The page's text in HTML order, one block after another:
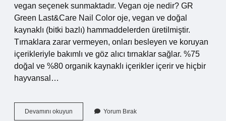
vegan seçenek sunmaktadır. Vegan oje nedir? GR
Green Last&Care Nail Color oje, vegan ve doğal
kaynaklı (bitki bazlı) hammaddelerden üretilmiştir.
Tırnaklara zarar vermeyen, onları besleyen ve koruyan
içerikleriyle bakımlı ve göz alıcı tırnaklar sağlar. %75
doğal ve %80 organik kaynaklı içerikler içerir ve hiçbir
hayvansal…
Devamını okuyun Yorum Bırak